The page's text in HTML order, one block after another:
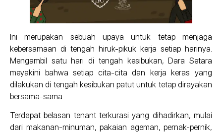
Ini merupakan sebuah upaya untuk tetap menjaga
kebersamaan di tengah hiruk-pikuk kerja setiap harinya.
Mengambil satu hari di tengah kesibukan, Dara Setara
meyakini bahwa setiap cita-cita dan kerja keras yang
dilakukan di tengah kesibukan patut untuk tetap dirayakan
bersama-sama.
Terdapat belasan tenant terkurasi yang dihadirkan, mulai
dari makanan-minuman, pakaian ageman, pernak-pernik,